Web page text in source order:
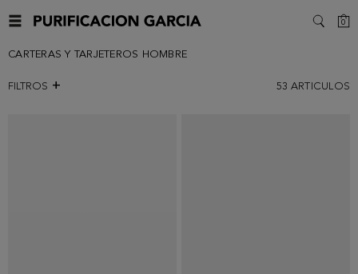
0
CARTERAS Y TARJETEROS HOMBRE
FILTROS 53 ARTICULOS